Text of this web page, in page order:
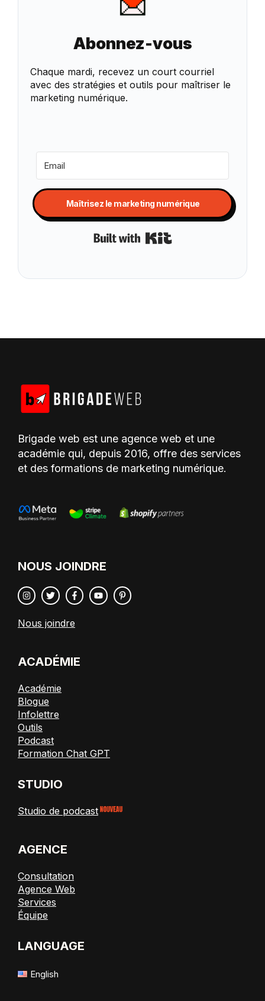
Abonnez-vous
Chaque mardi, recevez un court courriel
avec des stratégies et outils pour maîtriser le
marketing numérique.
Maîtrisez le marketing numérique
Brigade web est une agence web et une
académie qui, depuis 2016, offre des services
et des formations de marketing numérique.
NOUS JOINDRE
Nous joindre
ACADÉMIE
Académie
Blogue
Infolettre
Outils
Podcast
Formation Chat GPT
STUDIO
Studio de podcast
AGENCE
Consultation
Agence Web
Services
Équipe
LANGUAGE
English